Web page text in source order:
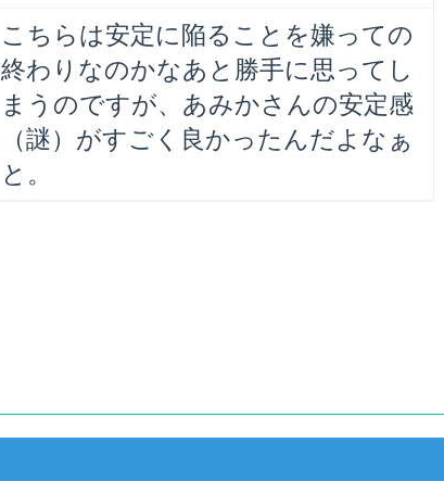
こちらは安定に陥ることを嫌っての
終わりなのかなあと勝手に思ってし
まうのですが、あみかさんの安定感
（謎）がすごく良かったんだよなぁ
と。